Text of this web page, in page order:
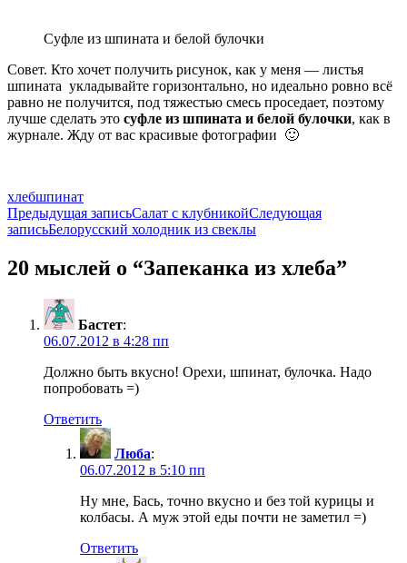
Суфле из шпината и белой булочки
Совет. Кто хочет получить рисунок, как у меня — листья
шпината укладывайте горизонтально, но идеально ровно всё
равно не получится, под тяжестью смесь проседает, поэтому
лучше сделать это суфле из шпината и белой булочки, как в
журнале. Жду от вас красивые фотографии 🙂
хлебшпинат
Навигация
по
записям
Предыдущая записьСалат с клубникойСледующая
записьБелорусский холодник из свеклы
20 мыслей о “Запеканка из хлеба”
Бастет:
06.07.2012 в 4:28 пп
Должно быть вкусно! Орехи, шпинат, булочка. Надо
попробовать =)
Ответить
Люба:
06.07.2012 в 5:10 пп
Ну мне, Бась, точно вкусно и без той курицы и
колбасы. А муж этой еды почти не заметил =)
Ответить